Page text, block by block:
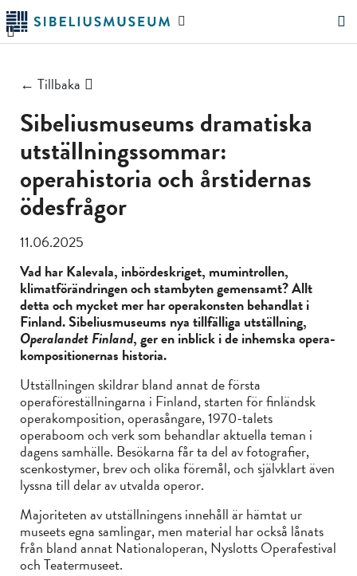
Hoppa
till
huvudinnehållet
Sök
← Tillbaka
Sibeliusmuseums dramatiska
utställningssommar:
operahistoria och årstidernas
ödesfrågor
11.06.2025
Vad har Kalevala, inbördeskriget, mumintrollen,
klimatförändringen och stambyten gemensamt? Allt
detta och mycket mer har operakonsten behandlat i
Finland. Sibeliusmuseums nya tillfälliga utställning,
Operalandet Finland, ger en inblick i de inhemska opera­
kompositionernas historia.
Utställningen skildrar bland annat de första
operaföreställningarna i Finland, starten för finländsk
operakomposition, operasångare, 1970-talets
operaboom och verk som behandlar aktuella teman i
dagens samhälle. Besökarna får ta del av fotografier,
scenkostymer, brev och olika föremål, och självklart även
lyssna till delar av utvalda operor.
Majoriteten av utställningens innehåll är hämtat ur
museets egna samlingar, men material har också lånats
från bland annat Nationaloperan, Nyslotts Operafestival
och Teatermuseet.